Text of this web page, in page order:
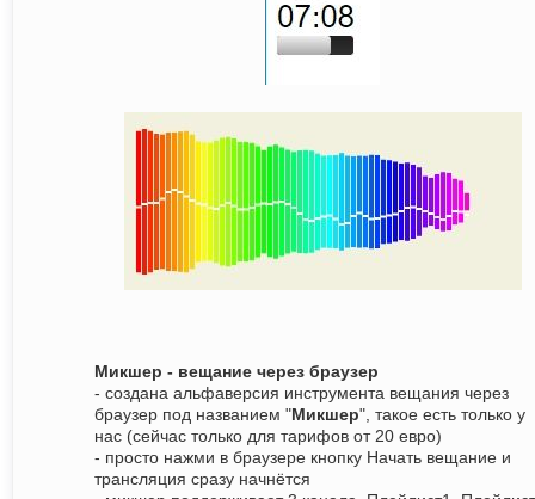
Микшер - вещание через браузер
- создана альфаверсия инструмента вещания через
браузер под названием "Микшер", такое есть только у
нас (сейчас только для тарифов от 20 евро)
- просто нажми в браузере кнопку Начать вещание и
трансляция сразу начнётся